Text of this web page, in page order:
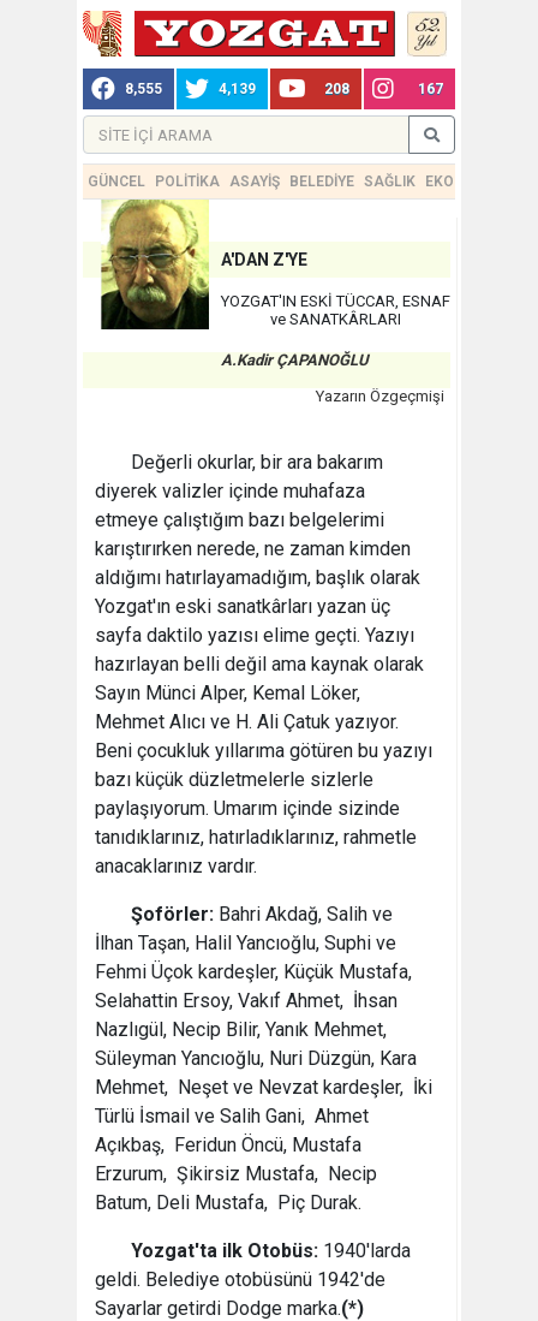
8,555 4,139 208 167
GÜNCEL POLİTİKA ASAYİŞ BELEDİYE SAĞLIK EKONOMİ
A'DAN Z'YE
YOZGAT'IN ESKİ TÜCCAR, ESNAF
ve SANATKÂRLARI
A.Kadir ÇAPANOĞLU
Yazarın Özgeçmişi
Değerli okurlar, bir ara bakarım
diyerek valizler içinde muhafaza
etmeye çalıştığım bazı belgelerimi
karıştırırken nerede, ne zaman kimden
aldığımı hatırlayamadığım, başlık olarak
Yozgat'ın eski sanatkârları yazan üç
sayfa daktilo yazısı elime geçti. Yazıyı
hazırlayan belli değil ama kaynak olarak
Sayın Münci Alper, Kemal Löker,
Mehmet Alıcı ve H. Ali Çatuk yazıyor.
Beni çocukluk yıllarıma götüren bu yazıyı
bazı küçük düzletmelerle sizlerle
paylaşıyorum. Umarım içinde sizinde
tanıdıklarınız, hatırladıklarınız, rahmetle
anacaklarınız vardır.
Şoförler: Bahri Akdağ, Salih ve
İlhan Taşan, Halil Yancıoğlu, Suphi ve
Fehmi Üçok kardeşler, Küçük Mustafa,
Selahattin Ersoy, Vakıf Ahmet, İhsan
Nazlıgül, Necip Bilir, Yanık Mehmet,
Süleyman Yancıoğlu, Nuri Düzgün, Kara
Mehmet, Neşet ve Nevzat kardeşler, İki
Türlü İsmail ve Salih Gani, Ahmet
Açıkbaş, Feridun Öncü, Mustafa
Erzurum, Şikirsiz Mustafa, Necip
Batum, Deli Mustafa, Piç Durak.
Yozgat'ta ilk Otobüs: 1940'larda
geldi. Belediye otobüsünü 1942'de
Sayarlar getirdi Dodge marka.(*)